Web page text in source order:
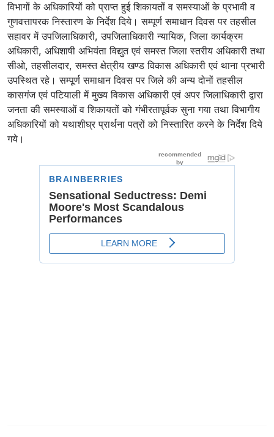
विभागों के अधिकारियों को प्राप्त हुई शिकायतों व समस्याओं के प्रभावी व
गुणवत्तापरक निस्तारण के निर्देश दिये। सम्पूर्ण समाधान दिवस पर तहसील
सहावर में उपजिलाधिकारी, उपजिलाधिकारी न्यायिक, जिला कार्यक्रम
अधिकारी, अधिशाषी अभियंता विद्युत एवं समस्त जिला स्तरीय अधिकारी तथा
सीओ, तहसीलदार, समस्त क्षेत्रीय खण्ड विकास अधिकारी एवं थाना प्रभारी
उपस्थित रहे। सम्पूर्ण समाधान दिवस पर जिले की अन्य दोनों तहसील
कासगंज एवं पटियाली में मुख्य विकास अधिकारी एवं अपर जिलाधिकारी द्वारा
जनता की समस्याओं व शिकायतों को गंभीरतापूर्वक सुना गया तथा विभागीय
अधिकारियों को यथाशीघ्र प्रार्थना पत्रों को निस्तारित करने के निर्देश दिये
गये।